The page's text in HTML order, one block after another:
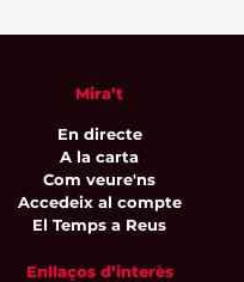
Mira’t
En directe
A la carta
Com veure'ns
Accedeix al compte
El Temps a Reus
Enllaços d’interès